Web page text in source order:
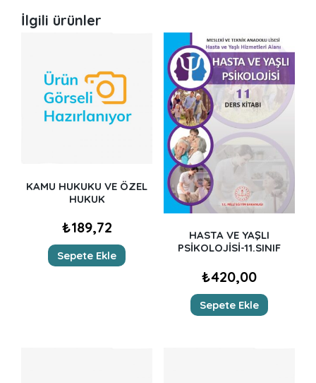
İlgili ürünler
KAMU HUKUKU VE ÖZEL
HUKUK
₺189,72
Sepete Ekle
HASTA VE YAŞLI
PSİKOLOJİSİ-11.SINIF
₺420,00
Sepete Ekle